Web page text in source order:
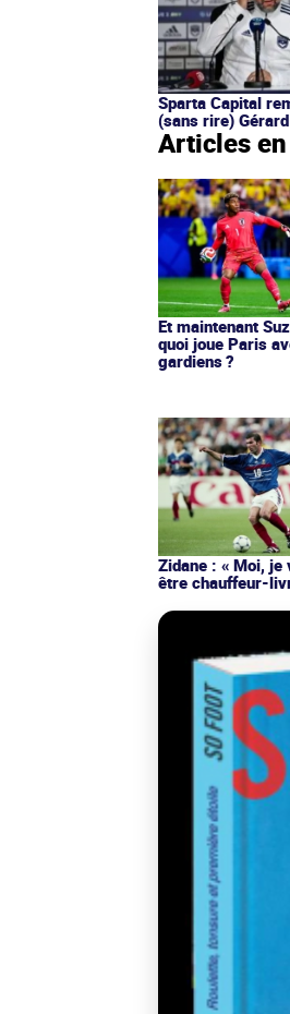
Sparta Capital
(sans rire)
Articles
Et maintenant
quoi joue Paris
gardiens ?
Zidane : « Moi, je
être chauffeur-